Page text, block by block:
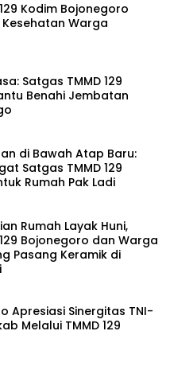
Kodim Bojonegoro
Warga
Satgas TMMD 129
Benahi Jembatan
di Bawah Atap Baru:
Satgas TMMD 129
Rumah Pak Ladi
Rumah Layak Huni,
Bojonegoro dan Warga
Pasang Keramik di
Apresiasi Sinergitas TNI-
Melalui TMMD 129